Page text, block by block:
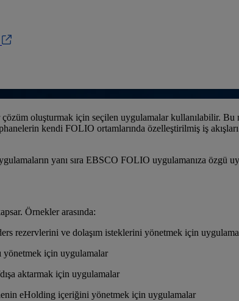
oluşturmak için seçilen uygulamalar kullanılabilir.
kendi FOLIO ortamlarında özelleştirilmiş iş
yanı sıra EBSCO FOLIO uygulamanıza özgü
Örnekler arasında:
rezervlerini ve dolaşım isteklerini yönetmek için
yönetmek için uygulamalar
aktarmak için uygulamalar
eHolding içeriğini yönetmek için uygulamalar